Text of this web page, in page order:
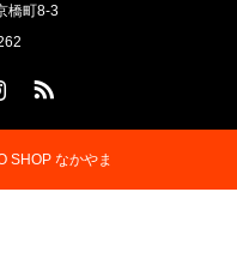
橋町8-3
SHOP なかやま